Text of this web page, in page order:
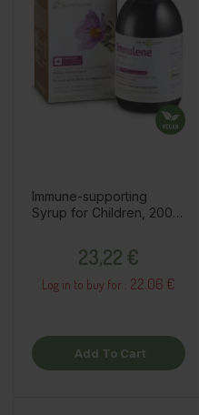
Immune-supporting
Syrup for Children, 200ml
23,22 €
Log in to buy for : 22.06 €
Add To Cart